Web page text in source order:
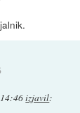
izjavil: